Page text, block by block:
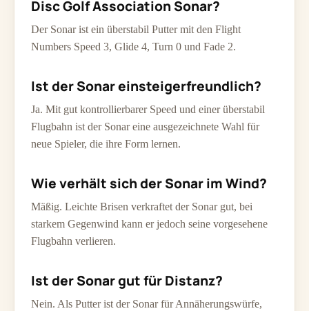
Disc Golf Association Sonar?
Der Sonar ist ein überstabil Putter mit den Flight
Numbers Speed 3, Glide 4, Turn 0 und Fade 2.
Ist der Sonar einsteigerfreundlich?
Ja. Mit gut kontrollierbarer Speed und einer überstabil
Flugbahn ist der Sonar eine ausgezeichnete Wahl für
neue Spieler, die ihre Form lernen.
Wie verhält sich der Sonar im Wind?
Mäßig. Leichte Brisen verkraftet der Sonar gut, bei
starkem Gegenwind kann er jedoch seine vorgesehene
Flugbahn verlieren.
Ist der Sonar gut für Distanz?
Nein. Als Putter ist der Sonar für Annäherungswürfe,